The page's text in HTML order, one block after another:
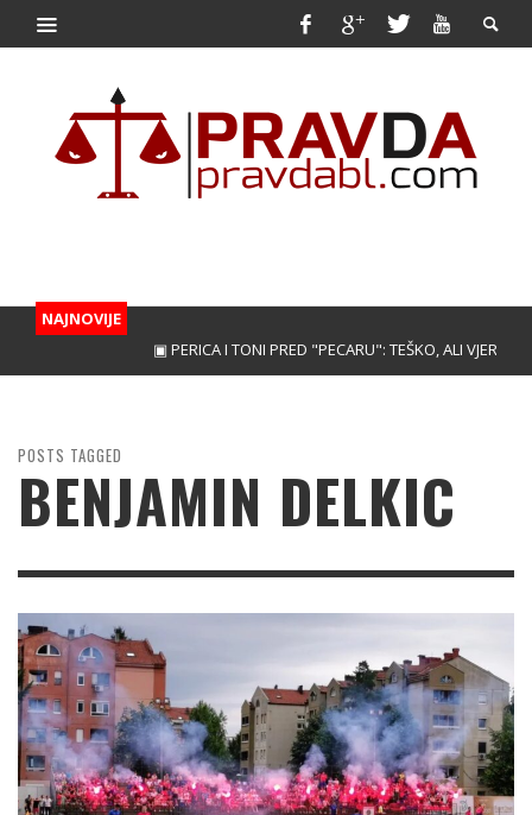
NAJNOVIJE
▣ PERICA I TONI PRED "PECARU": TEŠKO, ALI VJERUJEMO!
POSTS TAGGED
BENJAMIN DELKIC